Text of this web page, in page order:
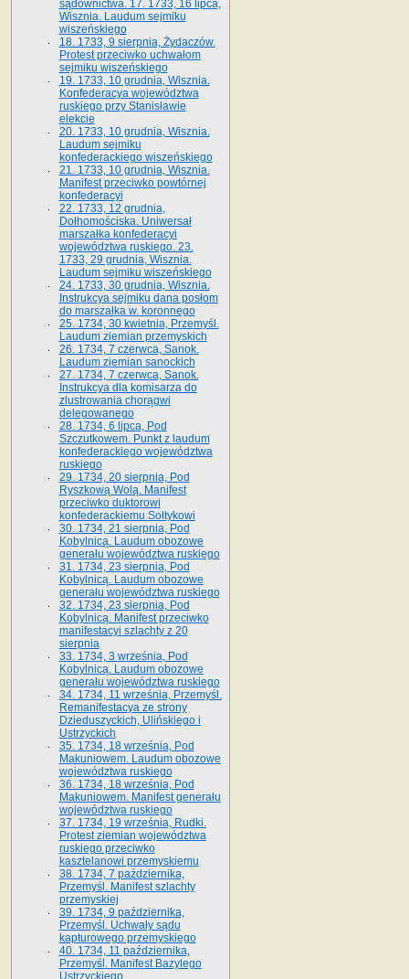
sądownictwa. 17. 1733, 16 lipca,
Wisznia. Laudum sejmiku
wiszeńskiego
18. 1733, 9 sierpnia, Żydaczów.
Protest przeciwko uchwałom
sejmiku wiszeńskiego
19. 1733, 10 grudnia, Wisznia.
Konfederacya województwa
ruskiego przy Stanisławie
elekcie
20. 1733, 10 grudnia, Wisznia.
Laudum sejmiku
konfederackiego wiszeńskiego
21. 1733, 10 grudnia, Wisznia.
Manifest przeciwko powtórnej
konfederacyi
22. 1733, 12 grudnia,
Dołhomościska. Uniwersał
marszałka konfederacyi
województwa ruskiego. 23.
1733, 29 grudnia, Wisznia.
Laudum sejmiku wiszeńskiego
24. 1733, 30 grudnia, Wisznia.
Instrukcya sejmiku dana posłom
do marszałka w. koronnego
25. 1734, 30 kwietnia, Przemyśl.
Laudum ziemian przemyskich
26. 1734, 7 czerwca, Sanok.
Laudum ziemian sanockich
27. 1734, 7 czerwca, Sanok.
Instrukcya dla komisarza do
zlustrowania chorągwi
delegowanego
28. 1734, 6 lipca, Pod
Szczutkowem. Punkt z laudum
konfederackiego województwa
ruskiego
29. 1734, 20 sierpnia, Pod
Ryszkową Wolą. Manifest
przeciwko duktorowi
konfederackiemu Sołtykowi
30. 1734, 21 sierpnia, Pod
Kobylnicą. Laudum obozowe
generału województwa ruskiego
31. 1734, 23 sierpnia, Pod
Kobylnicą. Laudum obozowe
generału województwa ruskiego
32. 1734, 23 sierpnia, Pod
Kobylnicą. Manifest przeciwko
manifestacyi szlachty z 20
sierpnia
33. 1734, 3 września, Pod
Kobylnicą. Laudum obozowe
generału województwa ruskiego
34. 1734, 11 września, Przemyśl.
Remanifestacya ze strony
Dzieduszyckich, Ulińskiego i
Ustrzyckich
35. 1734, 18 września, Pod
Makuniowem. Laudum obozowe
województwa ruskiego
36. 1734, 18 września, Pod
Makuniowem. Manifest generału
województwa ruskiego
37. 1734, 19 września, Rudki.
Protest ziemian województwa
ruskiego przeciwko
kasztelanowi przemyskiemu
38. 1734, 7 października,
Przemyśl. Manifest szlachty
przemyskiej
39. 1734, 9 października,
Przemyśl. Uchwały sądu
kapturowego przemyskiego
40. 1734, 11 października,
Przemyśl. Manifest Bazylego
Ustrzyckiego